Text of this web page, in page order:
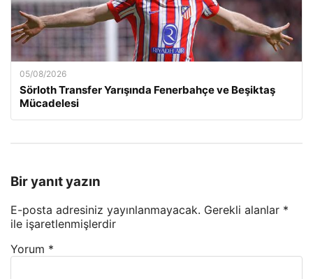
05/08/2026
Sörloth Transfer Yarışında Fenerbahçe ve Beşiktaş
Mücadelesi
Bir yanıt yazın
E-posta adresiniz yayınlanmayacak. Gerekli alanlar *
ile işaretlenmişlerdir
Yorum *